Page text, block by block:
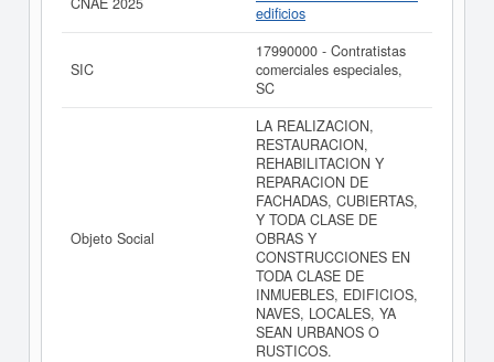
edificios
SIC
17990000 - Contratistas
comerciales especiales,
SC
Objeto Social
LA REALIZACION,
RESTAURACION,
REHABILITACION Y
REPARACION DE
FACHADAS, CUBIERTAS,
Y TODA CLASE DE
OBRAS Y
CONSTRUCCIONES EN
TODA CLASE DE
INMUEBLES, EDIFICIOS,
NAVES, LOCALES, YA
SEAN URBANOS O
RUSTICOS.